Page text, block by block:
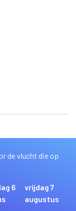
de vlucht die op
6
vrijdag 7
augustus